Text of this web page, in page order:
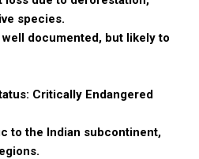
species.
documented, but likely to
Critically Endangered
to the Indian subcontinent,